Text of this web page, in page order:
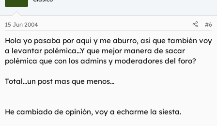
15 Jun 2004 #6
Hola yo pasaba por aqui y me aburro, asi que también voy
a levantar polémica...Y que mejor manera de sacar
polémica que con los admins y moderadores del foro?
Total...un post mas que menos...
He cambiado de opinión, voy a echarme la siesta.